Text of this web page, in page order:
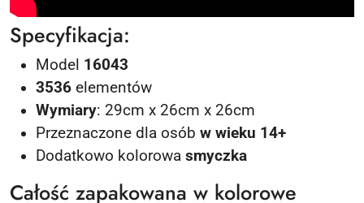
Specyfikacja:
Model 16043
3536 elementów
Wymiary: 29cm x 26cm x 26cm
Przeznaczone dla osób w wieku 14+
Dodatkowo kolorowa smyczka
Całość zapakowana w kolorowe